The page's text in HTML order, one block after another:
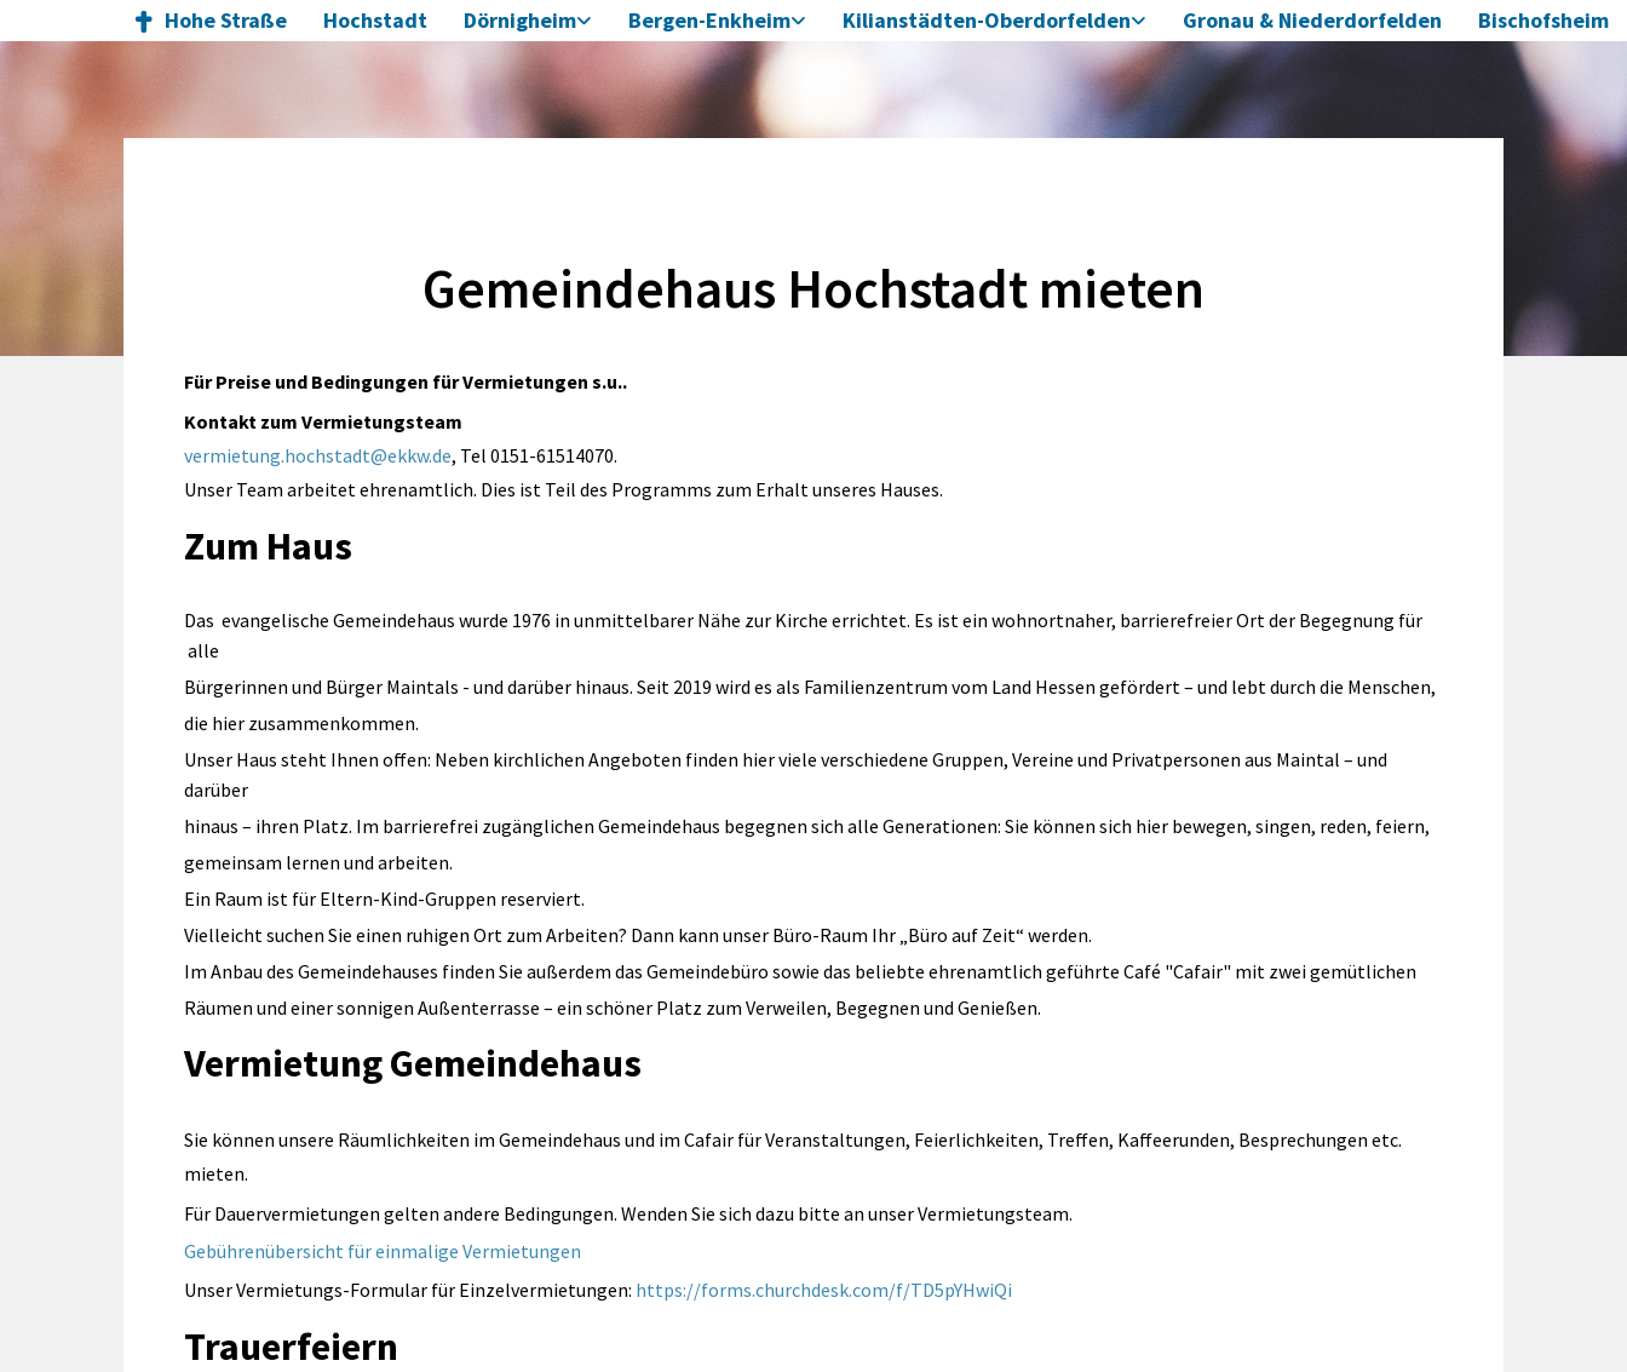
Hohe Straße Hochstadt Dörnigheim Bergen-Enkheim Kilianstädten-Oberdorfelden Gronau & Niederdorfelden Bischofsheim
Gemeindehaus Hochstadt mieten
Für Preise und Bedingungen für Vermietungen s.u..
Kontakt zum Vermietungsteam
vermietung.hochstadt@ekkw.de, Tel 0151-61514070.
Unser Team arbeitet ehrenamtlich. Dies ist Teil des Programms zum Erhalt unseres Hauses.
Zum Haus
Das evangelische Gemeindehaus wurde 1976 in unmittelbarer Nähe zur Kirche errichtet. Es ist ein wohnortnaher, barrierefreier Ort der Begegnung für
alle
Bürgerinnen und Bürger Maintals - und darüber hinaus. Seit 2019 wird es als Familienzentrum vom Land Hessen gefördert – und lebt durch die Menschen,
die hier zusammenkommen.
Unser Haus steht Ihnen offen: Neben kirchlichen Angeboten finden hier viele verschiedene Gruppen, Vereine und Privatpersonen aus Maintal – und
darüber
hinaus – ihren Platz. Im barrierefrei zugänglichen Gemeindehaus begegnen sich alle Generationen: Sie können sich hier bewegen, singen, reden, feiern,
gemeinsam lernen und arbeiten.
Ein Raum ist für Eltern-Kind-Gruppen reserviert.
Vielleicht suchen Sie einen ruhigen Ort zum Arbeiten? Dann kann unser Büro-Raum Ihr „Büro auf Zeit“ werden.
Im Anbau des Gemeindehauses finden Sie außerdem das Gemeindebüro sowie das beliebte ehrenamtlich geführte Café "Cafair" mit zwei gemütlichen
Räumen und einer sonnigen Außenterrasse – ein schöner Platz zum Verweilen, Begegnen und Genießen.
Vermietung Gemeindehaus
Sie können unsere Räumlichkeiten im Gemeindehaus und im Cafair für Veranstaltungen, Feierlichkeiten, Treffen, Kaffeerunden, Besprechungen etc.
mieten.
Für Dauervermietungen gelten andere Bedingungen. Wenden Sie sich dazu bitte an unser Vermietungsteam.
Gebührenübersicht für einmalige Vermietungen
Unser Vermietungs-Formular für Einzelvermietungen: https://forms.churchdesk.com/f/TD5pYHwiQi
Trauerfeiern